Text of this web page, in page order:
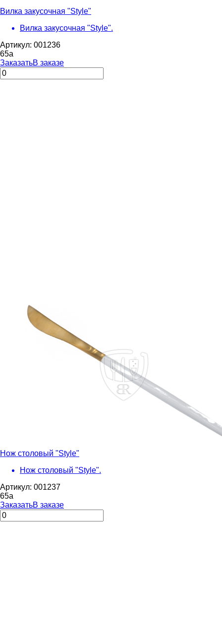
Вилка закусочная "Style"
Вилка закусочная "Style".
Артикул: 001236
65a
ЗаказатьВ заказе
Нож столовый "Style"
Нож столовый "Style".
Артикул: 001237
65a
ЗаказатьВ заказе